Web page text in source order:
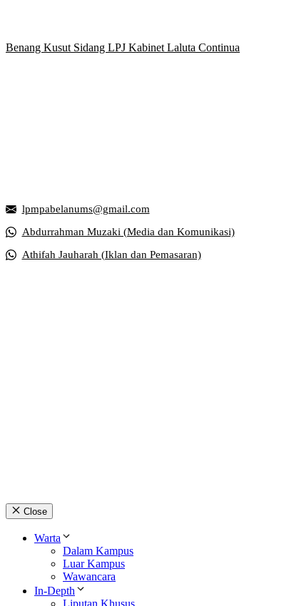
Benang Kusut Sidang LPJ Kabinet Laluta Continua
lpmpabelanums@gmail.com
Abdurrahman Muzaki (Media dan Komunikasi)
Athifah Jauharah (Iklan dan Pemasaran)
Close
Warta
Dalam Kampus
Luar Kampus
Wawancara
In-Depth